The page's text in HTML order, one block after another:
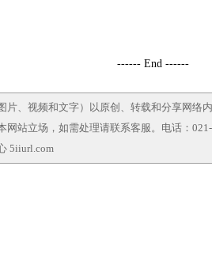
------ End ------
片、视频和文字）以原创、转载和分享网络
网站立场，如需处理请联系客服。电话：
5iiurl.com